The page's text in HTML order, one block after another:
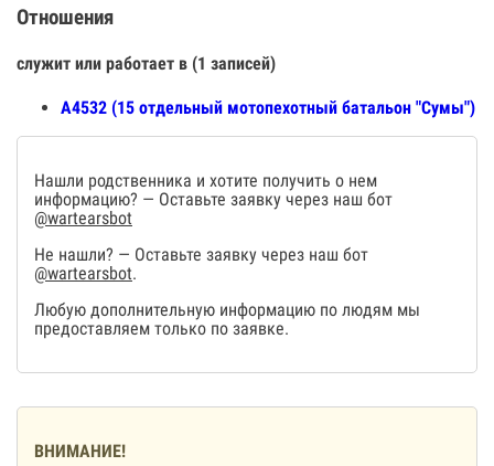
Отношения
служит или работает в (1 записей)
А4532 (15 отдельный мотопехотный батальон "Сумы")
Нашли родственника и хотите получить о нем
информацию? — Оставьте заявку через наш бот
@wartearsbot
Не нашли? — Оставьте заявку через наш бот
@wartearsbot.
Любую дополнительную информацию по людям мы
предоставляем только по заявке.
ВНИМАНИЕ!